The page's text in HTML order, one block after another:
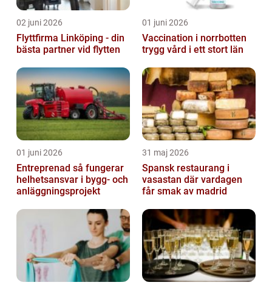
02 juni 2026
Flyttfirma Linköping - din
bästa partner vid flytten
01 juni 2026
Vaccination i norrbotten
trygg vård i ett stort län
01 juni 2026
Entreprenad så fungerar
helhetsansvar i bygg- och
anläggningsprojekt
31 maj 2026
Spansk restaurang i
vasastan där vardagen
får smak av madrid